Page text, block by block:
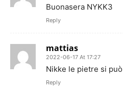
Buonasera NYKK3
Reply
mattias
2022-06-17 At 17:27
Nikke le pietre si
Reply